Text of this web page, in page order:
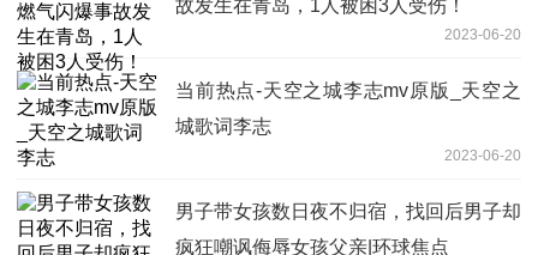
故发生在青岛，1人被困3人受伤！
2023-06-20
当前热点-天空之城李志mv原版_天空之
城歌词李志
2023-06-20
男子带女孩数日夜不归宿，找回后男子却
疯狂嘲讽侮辱女孩父亲|环球焦点